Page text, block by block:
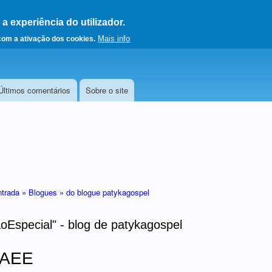
experiência do utilizador.
a ativação dos cookies. Mais info
página principal
comentários Sobre o site
» Blogues » do blogue patykagospel
- blog de patykagospel